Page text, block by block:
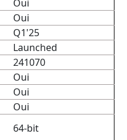
Oui
Oui
Q1'25
Launched
241070
Oui
Oui
Oui
64-bit